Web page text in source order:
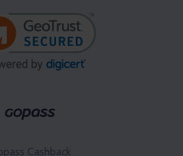
Cashback